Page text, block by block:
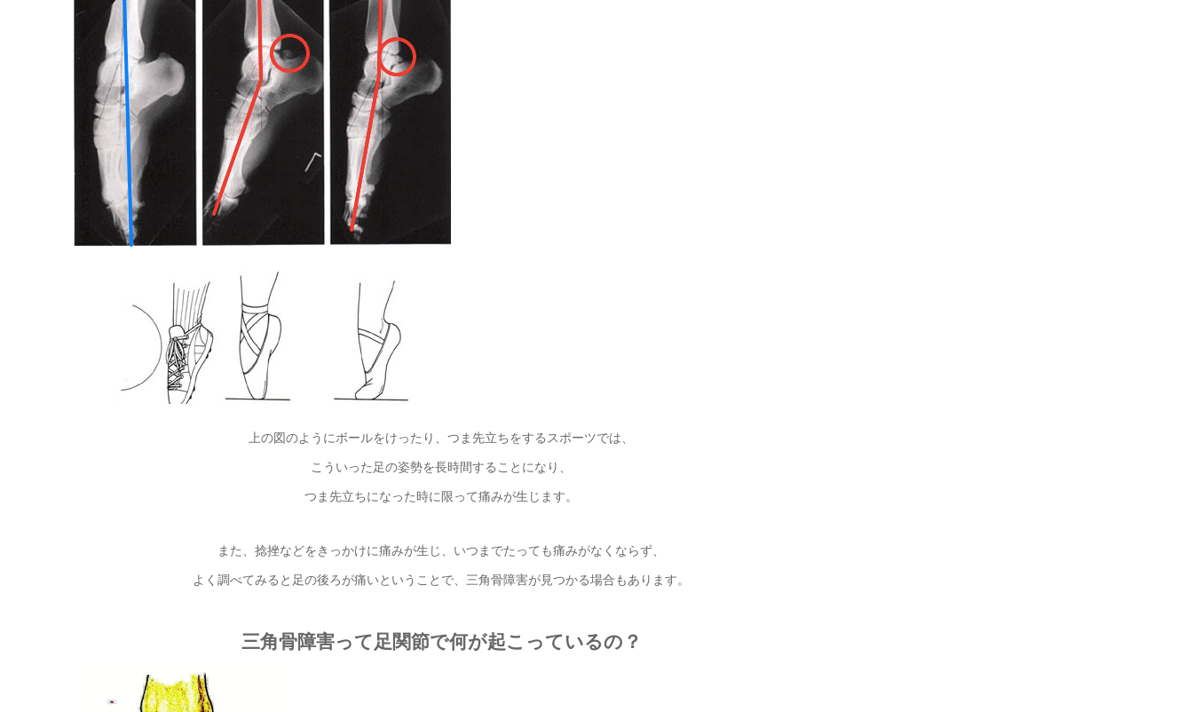
上の図のようにボールをけったり、つま先立ちをするスポーツでは、
こういった足の姿勢を長時間することになり、
つま先立ちになった時に限って痛みが生じます。
また、捻挫などをきっかけに痛みが生じ、いつまでたっても痛みがなくならず、
よく調べてみると足の後ろが痛いということで、三角骨障害が見つかる場合もあります。
三角骨障害って足関節で何が起こっているの？